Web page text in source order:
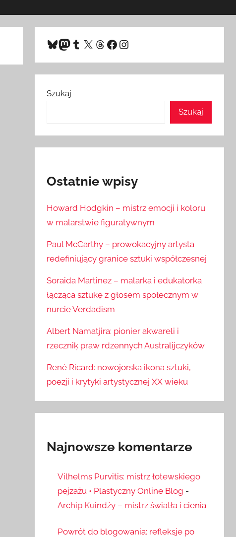
Bluesky
Mastodon
Tumblr
X Threads
Facebook
Instagram
Szukaj
Szukaj
Ostatnie wpisy
Howard Hodgkin – mistrz emocji i koloru
w malarstwie figuratywnym
Paul McCarthy – prowokacyjny artysta
redefiniujący granice sztuki współczesnej
Soraida Martinez – malarka i edukatorka
łącząca sztukę z głosem społecznym w
nurcie Verdadism
Albert Namatjira: pionier akwareli i
rzeczniķ praw rdzennych Australijczyków
René Ricard: nowojorska ikona sztuki,
poezji i krytyki artystycznej XX wieku
Najnowsze komentarze
Vilhelms Purvitis: mistrz łotewskiego
pejzażu • Plastyczny Online Blog -
Archip Kuindży – mistrz światła i cienia
Powrót do blogowania: refleksje po